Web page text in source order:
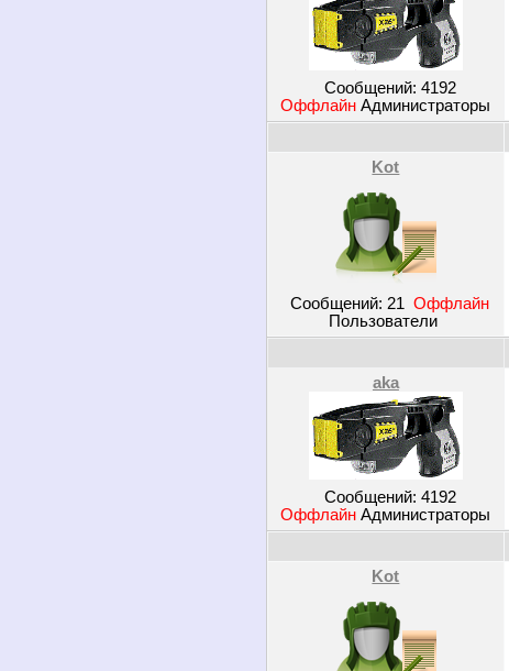
Сообщений: 4192
Оффлайн Администраторы
Kot
Сообщений: 21 Оффлайн
Пользователи
aka
Сообщений: 4192
Оффлайн Администраторы
Kot